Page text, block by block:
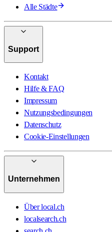
Alle Städte
Support
Kontakt
Hilfe & FAQ
Impressum
Nutzungsbedingungen
Datenschutz
Cookie-Einstellungen
Unternehmen
Über local.ch
localsearch.ch